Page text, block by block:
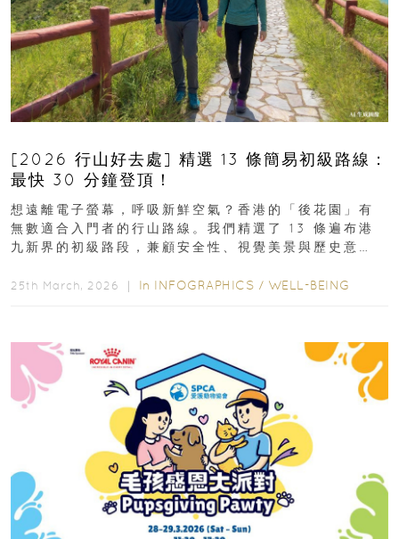
[2026 行山好去處] 精選 13 條簡易初級路線：
最快 30 分鐘登頂！
想遠離電子螢幕，呼吸新鮮空氣？香港的「後花園」有
無數適合入門者的行山路線。我們精選了 13 條遍布港
九新界的初級路段，兼顧安全性、視覺美景與歷史意
25th March, 2026 ｜ In INFOGRAPHICS / WELL-BEING